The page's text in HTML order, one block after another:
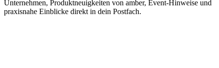
Unternehmen, Produktneuigkeiten von amber, Event-Hinweise und
praxisnahe Einblicke direkt in dein Postfach.